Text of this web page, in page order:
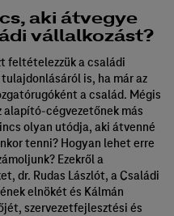
aki átvegye
vállalkozást?
feltételezzük a családi
is, ha már az
a család. Mégis
alapító-cégvezetőnek más
olyan utódja, aki átvenné
tenni? Hogyan lehet erre
Ezekről a
dr. Rudas Lászlót, a Családi
elnökét és Kálmán
szervezetfejlesztési és